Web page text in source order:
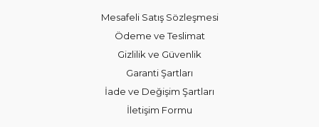
Mesafeli Satış Sözleşmesi
Ödeme ve Teslimat
Gizlilik ve Güvenlik
Garanti Şartları
İade ve Değişim Şartları
İletişim Formu